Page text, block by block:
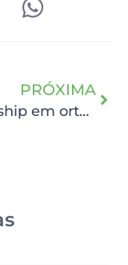
PRÓXIMA
Fellowship em ortopedia oncológica: chegam duas profissionais para integrar serviço no HCP